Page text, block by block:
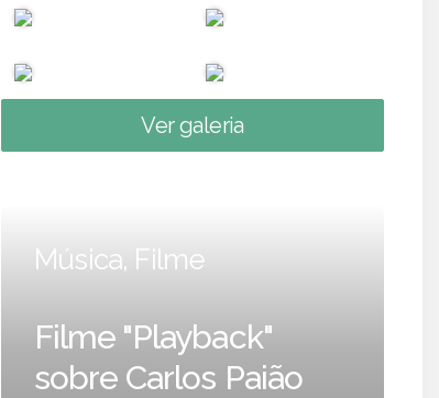
Ver galeria
Música, Filme
Filme "Playback"
sobre Carlos Paião